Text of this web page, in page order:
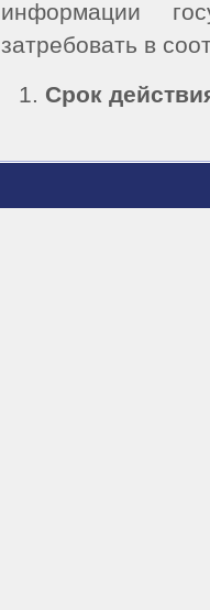
информации
затребовать в
Срок